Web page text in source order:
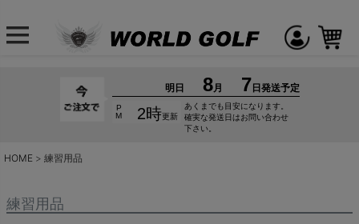
HOME 練習用品
練習用品